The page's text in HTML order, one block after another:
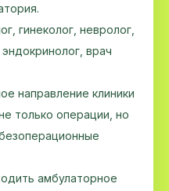
гинеколог, невролог,
врач
направление клиники
только операции, но
амбулаторное